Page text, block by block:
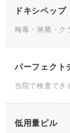
ドキシペップ
梅毒・淋菌・ク
パーフェクト
当院で検査でき
低用量ピル